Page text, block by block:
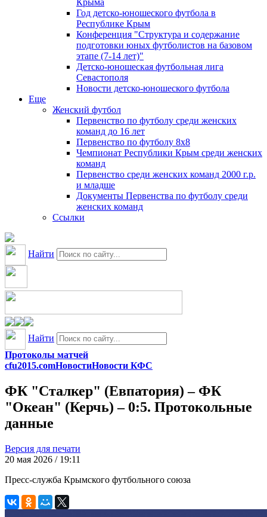
Крыма
Год детско-юношеского футбола в
Республике Крым
Конференция "Структура и содержание
подготовки юных футболистов на базовом
этапе (7-14 лет)"
Детско-юношеская футбольная лига
Севастополя
Новости детско-юношеского футбола
Еще
Женский футбол
Первенство по футболу среди женских
команд до 16 лет
Первенство по футболу 8х8
Чемпионат Республики Крым среди женских
команд
Первенство среди женских команд 2000 г.р.
и младше
Документы Первенства по футболу среди
женских команд
Ссылки
Найти
Найти
Протоколы матчей
cfu2015.comНовостиНовости КФС
ФК "Сталкер" (Евпатория) – ФК
"Океан" (Керчь) – 0:5. Протокольные
данные
Версия для печати
20 мая 2026 / 19:11
Пресс-служба Крымского футбольного союза